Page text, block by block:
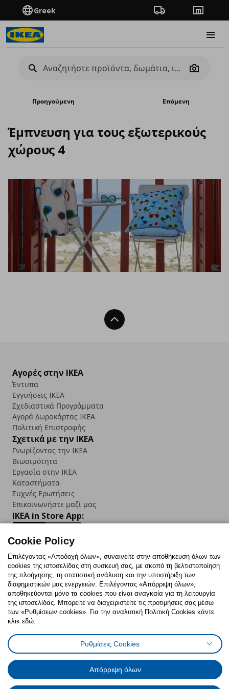
Greek Πορεία παραγγελίας
Camera
Προηγούμενη Επόμενη
Έμπνευση για τους εξωτερικούς
χώρους 4
Back To Top
Αγορές στην IKEA
Έντυπα
Εγγυήσεις IKEA
Σχεδιαστικά Προγράμματα
Αγορά Δωρoκάρτας IKEA
Πολιτική Επιστροφής
Σχετικά με την IKEA
Γνωρίζοντας την IKEA
Βιωσιμότητα
Εργασία στην IKEA
Καταστήματα
Συχνές Ερωτήσεις
Επικοινωνήστε μαζί μας
IKEA in Store App:
Follow us:
FacebookInstagram
TikTokYoutubePinterestTwitter
Πολιτική CookiesΔήλωση ψηφιακής προσβασιμότητας
Ρυθμίσεις cookiesΌροι Χρήσης
Γενική Πολιτική Προσωπικών Δεδομένων
Πολιτική Προσωπικών Δεδομένων για ΙΚΕΑ.gr
Cookie Policy
Επιλέγοντας «Αποδοχή όλων», συναινείτε στην αποθήκευση όλων των
cookies της ιστοσελίδας στη συσκευή σας, με σκοπό τη βελτιστοποίηση
της πλοήγησης, τη στατιστική ανάλυση και την υποστήριξη των
διαφημιστικών μας ενεργειών. Επιλέγοντας «Απόρριψη όλων»,
αποθηκεύονται μόνο τα cookies που είναι αναγκαία για τη λειτουργία
της ιστοσελίδας. Μπορείτε να διαχειριστείτε τις προτιμήσεις σας μέσω
των «Ρυθμίσεων cookies». Για την αναλυτική Πολιτική Cookies κάντε
κλικ εδώ.
Ρυθμίσεις Cookies
Απόρριψη όλων